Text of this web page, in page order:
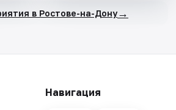
в Ростове-на-Дону→
Навигация